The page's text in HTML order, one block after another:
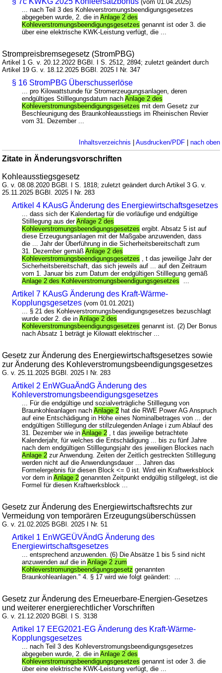
(vom 01.04.2025)
... nach Teil 3 des Kohleverstromungsbeendigungsgesetzes
abgegeben wurde, 2. die inAnlage 2 des
Kohleverstromungsbeendigungsgesetzes genannt ist oder 3. die
über eine elektrische KWK-Leistung verfügt, die ...
Strompreisbremsegesetz (StromPBG)
Artikel 1 G. v. 20.12.2022 BGBl. I S. 2512, 2894; zuletzt geändert durch
Artikel 19 G. v. 18.12.2025 BGBl. 2025 I Nr. 347
§ 16 StromPBG Überschusserlöse
... pro Kilowattstunde für Stromerzeugungsanlagen, deren
endgültiges Stilllegungsdatum nachAnlage 2 des
Kohleverstromungsbeendigungsgesetzes mit dem Gesetz zur
Beschleunigung des Braunkohleausstiegs im Rheinischen Revier
vom 31. Dezember ...
Inhaltsverzeichnis | Ausdrucken/PDF| nach oben
Zitate in Änderungsvorschriften
Kohleausstiegsgesetz
G. v. 08.08.2020 BGBl. I S. 1818; zuletzt geändert durch Artikel 3 G. v.
25.11.2025 BGBl. 2025 I Nr. 283
Artikel 4 KAusG Änderung des Energiewirtschaftsgesetzes
... dass sich der Kalendertag für die vorläufige und endgültige
Stilllegung aus derAnlage 2 des
Kohleverstromungsbeendigungsgesetzes ergibt. Absatz 5 ist auf
diese Erzeugungsanlagen mit der Maßgabe anzuwenden, dass
die ... Jahr der Überführung in die Sicherheitsbereitschaft zum
31. Dezember gemäßAnlage 2 des
Kohleverstromungsbeendigungsgesetzes , t das jeweilige Jahr der
Sicherheitsbereitschaft, das sich jeweils auf ... auf den Zeitraum
vom 1. Januar bis zum Datum der endgültigen Stilllegung gemäß
Anlage 2 des Kohleverstromungsbeendigungsgesetzes
Artikel 7 KAusG Änderung des Kraft-Wärme-
Kopplungsgesetzes (vom 01.01.2021)
... § 21 des Kohleverstromungsbeendigungsgesetzes bezuschlagt
wurde oder 2. die inAnlage 2 des
Kohleverstromungsbeendigungsgesetzes genannt ist. (2) Der Bonus
nach Absatz 1 beträgt je Kilowatt elektrischer ...
Gesetz zur Änderung des Energiewirtschaftsgesetzes sowie
zur Änderung des Kohleverstromungsbeendigungsgesetzes
G. v. 25.11.2025 BGBl. 2025 I Nr. 283
Artikel 2 EnWGuaÄndG Änderung des
Kohleverstromungsbeendigungsgesetzes
... Für die endgültige und sozialverträgliche Stilllegung von
Braunkohleanlagen nachAnlage 2 hat die RWE Power AG Anspruch
auf eine Entschädigung in Höhe eines Nominalbetrages von ... der
endgültigen Stilllegung der stillzulegenden Anlage i zum Ablauf des
31. Dezember wie inAnlage 2 , t das jeweilige betrachtete
Kalenderjahr, für welches die Entschädigung ... bis zu fünf Jahre
nach dem endgültigen Stilllegungsjahr des jeweiligen Blockes nach
Anlage 2 zur Anwendung. Zeiten der Zeitlich gestreckten Stilllegung
werden nicht auf die Anwendungsdauer ... Jahren das
Formelergebnis für diesen Block <= 0 ist. Wird ein Kraftwerksblock
vor dem inAnlage 2 genannten Zeitpunkt endgültig stillgelegt, ist die
Formel für diesen Kraftwerksblock ...
Gesetz zur Änderung des Energiewirtschaftsrechts zur
Vermeidung von temporären Erzeugungsüberschüssen
G. v. 21.02.2025 BGBl. 2025 I Nr. 51
Artikel 1 EnWGEÜVÄndG Änderung des
Energiewirtschaftsgesetzes
... entsprechend anzuwenden. (6) Die Absätze 1 bis 5 sind nicht
anzuwenden auf die inAnlage 2 zum
Kohleverstromungsbeendigungsgesetz genannten
Braunkohleanlagen." 4. § 17 wird wie folgt geändert: ...
Gesetz zur Änderung des Erneuerbare-Energien-Gesetzes
und weiterer energierechtlicher Vorschriften
G. v. 21.12.2020 BGBl. I S. 3138
Artikel 17 EEG2021-EG Änderung des Kraft-Wärme-
Kopplungsgesetzes
... nach Teil 3 des Kohleverstromungsbeendigungsgesetzes
abgegeben wurde, 2. die inAnlage 2 des
Kohleverstromungsbeendigungsgesetzes genannt ist oder 3. die
über eine elektrische KWK-Leistung verfügt, die ...